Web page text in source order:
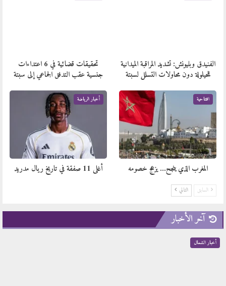
الفنيدق وبليونش: تشديد المراقبة الميدانية
للحيلولة دون محاولات التسلل لسبتة
تحقيقات قضائية في 6 اعتداءات
جنسية عقب التدفق الجماعي إلى سبتة
افتتاحية
المغرب الذي ينجح… يزعج خصومه
أخبار الرياضة
أغلى 11 صفقة في تاريخ ريال مدريد
السابق التالي
آخر الأخبار
أخبار الشمال